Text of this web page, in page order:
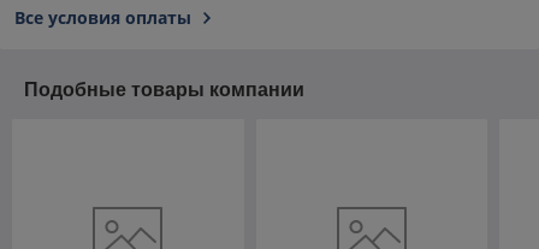
Все условия оплаты
Подобные товары компании